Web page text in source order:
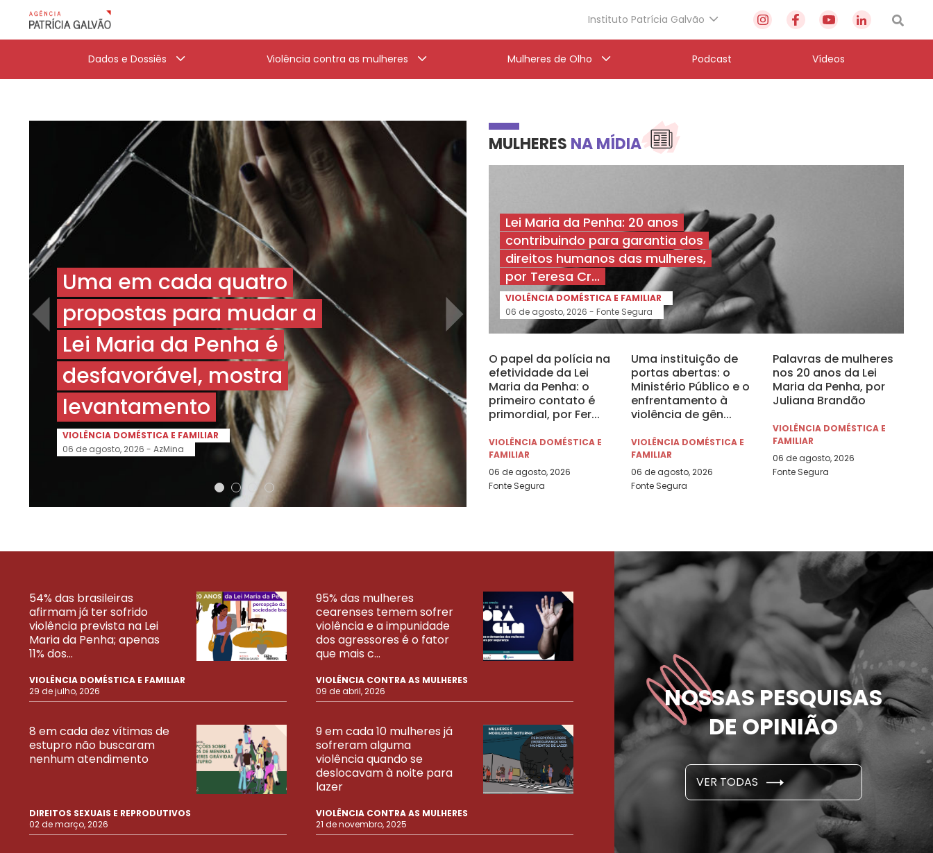
Instituto Patrícia Galvão
Dados e Dossiês Violência contra as mulheres Mulheres de Olho Podcast Vídeos
Uma em cada quatro
propostas para mudar a
Lei Maria da Penha é
desfavorável, mostra
levantamento
VIOLÊNCIA DOMÉSTICA E FAMILIAR
06 de agosto, 2026 - AzMina
alta 20 anos após Lei
Maria da Penha
FEMINICÍDIO
06 de agosto, 2026 - Deutsche Welle
MULHERES NA MÍDIA
Lei Maria da Penha: 20 anos
contribuindo para garantia dos
direitos humanos das mulheres,
por Teresa Cr...
VIOLÊNCIA DOMÉSTICA E FAMILIAR
06 de agosto, 2026 - Fonte Segura
O papel da polícia na
efetividade da Lei
Maria da Penha: o
primeiro contato é
primordial, por Fer...
VIOLÊNCIA DOMÉSTICA E
FAMILIAR
06 de agosto, 2026
Fonte Segura
Uma instituição de
portas abertas: o
Ministério Público e o
enfrentamento à
violência de gên...
VIOLÊNCIA DOMÉSTICA E
FAMILIAR
06 de agosto, 2026
Fonte Segura
Palavras de mulheres
nos 20 anos da Lei
Maria da Penha, por
Juliana Brandão
VIOLÊNCIA DOMÉSTICA E
FAMILIAR
06 de agosto, 2026
Fonte Segura
NOSSAS PESQUISAS
DE OPINIÃO
VER TODAS
54% das brasileiras
afirmam já ter sofrido
violência prevista na Lei
Maria da Penha; apenas
11% dos...
VIOLÊNCIA DOMÉSTICA E FAMILIAR
29 de julho, 2026
95% das mulheres
cearenses temem sofrer
violência e a impunidade
dos agressores é o fator
que mais c...
VIOLÊNCIA CONTRA AS MULHERES
09 de abril, 2026
8 em cada dez vítimas de
estupro não buscaram
nenhum atendimento
DIREITOS SEXUAIS E REPRODUTIVOS
02 de março, 2026
9 em cada 10 mulheres já
sofreram alguma
violência quando se
deslocavam à noite para
lazer
VIOLÊNCIA CONTRA AS MULHERES
21 de novembro, 2025